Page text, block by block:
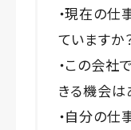
・現在の仕
ていますか
・この会社
きる機会は
・自分の仕